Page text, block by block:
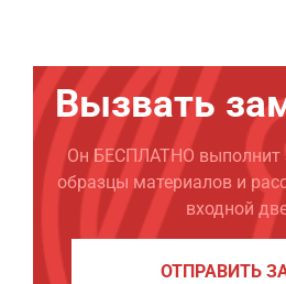
Вызвать
Он БЕСПЛАТНО выполнит
образцы материалов и
входной
ОТПРАВИТЬ